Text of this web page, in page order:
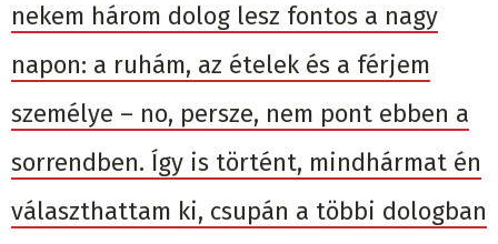
nekem három dolog lesz fontos a nagy
napon: a ruhám, az ételek és a férjem
személye – no, persze, nem pont ebben a
sorrendben. Így is történt, mindhármat én
választhattam ki, csupán a többi dologban